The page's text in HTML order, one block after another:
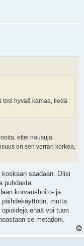
tosi hyvää kamaa, tiedä
ettei nousuja
on sen verran korkea,
saadaan. Olisi
puhdasta
korvaushoito- ja
mutta
enää voi tuon
se metadoni.